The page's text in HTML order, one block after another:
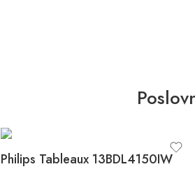
Philips Tableaux 13BDL4150IW